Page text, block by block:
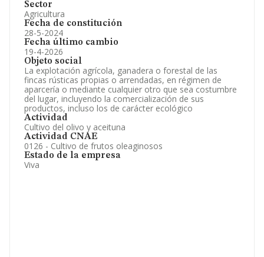
Sector
Agricultura
Fecha de constitución
28-5-2024
Fecha último cambio
19-4-2026
Objeto social
La explotación agrícola, ganadera o forestal de las
fincas rústicas propias o arrendadas, en régimen de
aparcería o mediante cualquier otro que sea costumbre
del lugar, incluyendo la comercialización de sus
productos, incluso los de carácter ecológico
Actividad
Cultivo del olivo y aceituna
Actividad CNAE
0126 - Cultivo de frutos oleaginosos
Estado de la empresa
Viva